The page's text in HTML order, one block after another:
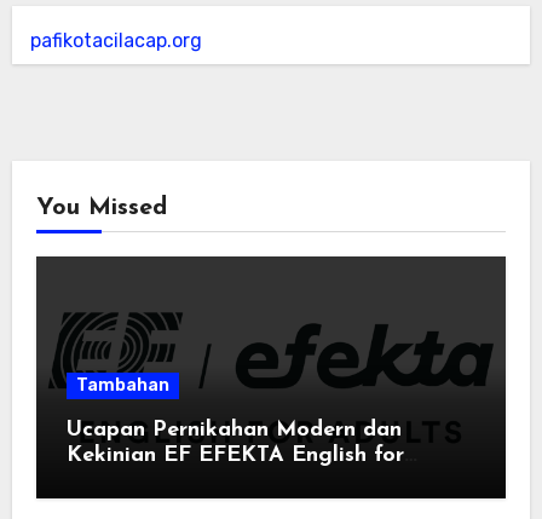
pafikotacilacap.org
You Missed
Tambahan
Ucapan Pernikahan Modern dan
Kekinian EF EFEKTA English for
Momen Spesial Semakin Berarti